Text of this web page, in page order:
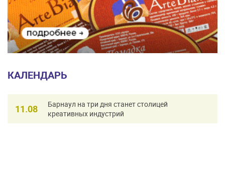
КАЛЕНДАРЬ
11.08
Барнаул на три дня станет столицей
креативных индустрий